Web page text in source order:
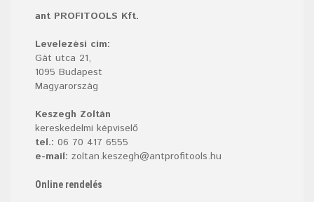
ant PROFITOOLS Kft.
Levelezési cím:
Gát utca 21,
1095 Budapest
Magyarország
Keszegh Zoltán
kereskedelmi képviselő
tel.: 06 70 417 6555
e-mail: zoltan.keszegh@antprofitools.hu
Online rendelés